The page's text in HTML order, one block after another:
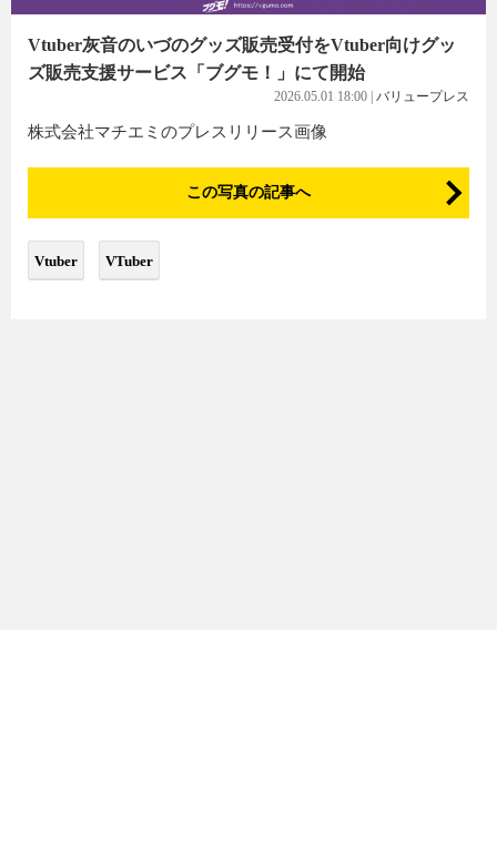
Vtuber灰音のいづのグッズ販売受付をVtuber向けグッ
ズ販売支援サービス「ブグモ！」にて開始
2026.05.01 18:00 バリュープレス
株式会社マチエミのプレスリリース画像
この写真の記事へ
Vtuber VTuber